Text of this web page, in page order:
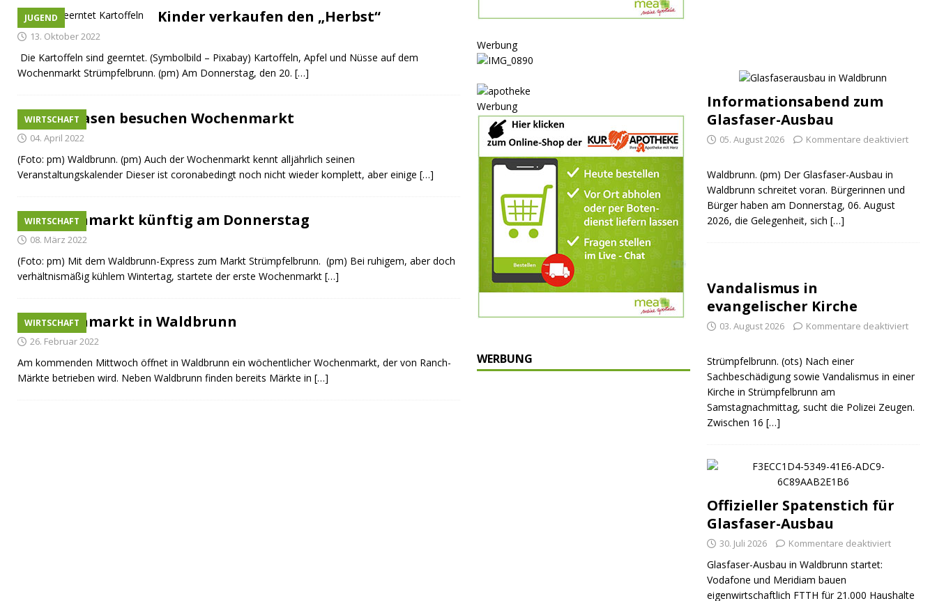
[ 07. Juli 2026 ] Durchfahrt für Individualverkehr verboten
SONSTIGES
[ 05. August 2026 ] Informationsabend zum Glasfaser-Ausbau
JUGEND Kinder verkaufen den „Herbst“
13. Oktober 2022
Die Kartoffeln sind geerntet. (Symbolbild – Pixabay) Kartoffeln, Apfel und Nüsse auf dem
Wochenmarkt Strümpfelbrunn. (pm) Am Donnerstag, den 20. […]
WIRTSCHAFT
Osterhasen besuchen Wochenmarkt
04. April 2022
(Foto: pm) Waldbrunn. (pm) Auch der Wochenmarkt kennt alljährlich seinen
Veranstaltungskalender Dieser ist coronabedingt noch nicht wieder komplett, aber einige […]
WIRTSCHAFT
Wochenmarkt künftig am Donnerstag
08. März 2022
(Foto: pm) Mit dem Waldbrunn-Express zum Markt Strümpfelbrunn. (pm) Bei ruhigem, aber doch
verhältnismäßig kühlem Wintertag, startete der erste Wochenmarkt […]
WIRTSCHAFT
Wochenmarkt in Waldbrunn
26. Februar 2022
Am kommenden Mittwoch öffnet in Waldbrunn ein wöchentlicher Wochenmarkt, der von Ranch-
Märkte betrieben wird. Neben Waldbrunn finden bereits Märkte in […]
Werbung
Werbung
WERBUNG
Informationsabend zum
Glasfaser-Ausbau
05. August 2026 Kommentare deaktiviert
Waldbrunn. (pm) Der Glasfaser-Ausbau in
Waldbrunn schreitet voran. Bürgerinnen und
Bürger haben am Donnerstag, 06. August
2026, die Gelegenheit, sich […]
Vandalismus in
evangelischer Kirche
03. August 2026 Kommentare deaktiviert
Strümpfelbrunn. (ots) Nach einer
Sachbeschädigung sowie Vandalismus in einer
Kirche in Strümpfelbrunn am
Samstagnachmittag, sucht die Polizei Zeugen.
Zwischen 16 […]
Offizieller Spatenstich für
Glasfaser-Ausbau
30. Juli 2026 Kommentare deaktiviert
Glasfaser-Ausbau in Waldbrunn startet:
Vodafone und Meridiam bauen
eigenwirtschaftlich FTTH für 21.000 Haushalte